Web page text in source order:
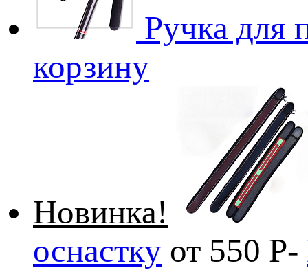
Ручка для
корзину
Новинка!
оснастку от 550 Р-